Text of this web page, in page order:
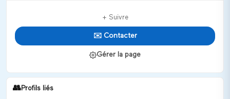
+ Suivre
✉️ Contacter
Gérer la page
👥Profils liés